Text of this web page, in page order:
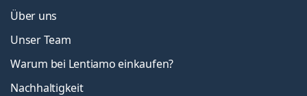
Über uns
Unser Team
Warum bei Lentiamo einkaufen?
Nachhaltigkeit